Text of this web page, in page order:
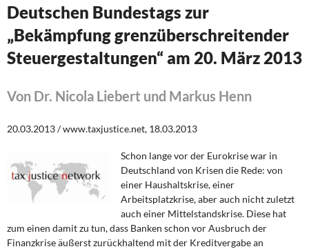
Leitlinien linker Wirtschafts- und Finanzpolitik
Wirtschaftspolitik
DIE LINKE
Weitere Themen
Memo-Gruppe
Deutschen Bundestags zur
„Bekämpfung grenzüberschreitender
Steuergestaltungen“ am 20. März 2013
Von Dr. Nicola Liebert und Markus Henn
20.03.2013 / www.taxjustice.net, 18.03.2013
Schon lange vor der Eurokrise war in
Deutschland von Krisen die Rede: von
einer Haushaltskrise, einer
Arbeitsplatzkrise, aber auch nicht zuletzt
auch einer Mittelstandskrise. Diese hat
zum einen damit zu tun, dass Banken schon vor Ausbruch der
Finanzkrise äußerst zurückhaltend mit der Kreditvergabe an